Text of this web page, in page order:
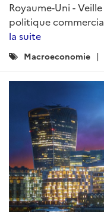
Royaume-Uni -
politique
la suite
Catégories
Macroeconomie